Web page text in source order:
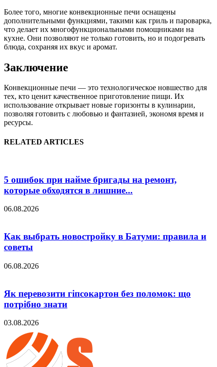
Более того, многие конвекционные печи оснащены
дополнительными функциями, такими как гриль и пароварка,
что делает их многофункциональными помощниками на
кухне. Они позволяют не только готовить, но и подогревать
блюда, сохраняя их вкус и аромат.
Заключение
Конвекционные печи — это технологическое новшество для
тех, кто ценит качественное приготовление пищи. Их
использование открывает новые горизонты в кулинарии,
позволяя готовить с любовью и фантазией, экономя время и
ресурсы.
RELATED ARTICLES
5 ошибок при найме бригады на ремонт,
которые обходятся в лишние...
06.08.2026
Как выбрать новостройку в Батуми: правила и
советы
06.08.2026
Як перевозити гіпсокартон без поломок: що
потрібно знати
03.08.2026